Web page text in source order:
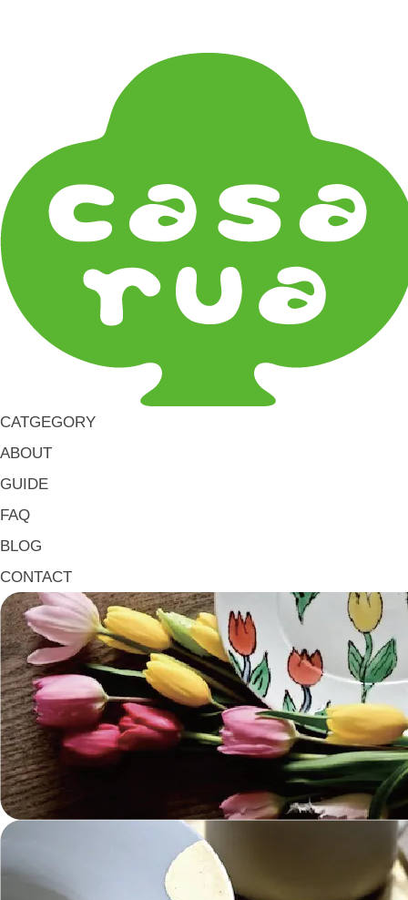
CATGEGORY
ABOUT
GUIDE
FAQ
BLOG
CONTACT
《器タイプ》Tableware Type
箸・カトラリー Chop Sticks & Cutlery
《器タイプ》Tableware Type
碗・椀・丼 Bowls
小皿・豆皿 Small Plates & Pea Cups
平皿 Flat Plates
中皿 Side Plates
マグ & カップ Mugs & Cups
ピッチャー Jugs
一輪挿し・花瓶
こども用 Kids Tableware
《作家・工芸》Crafts
陶芸 Ceramics
漆器 Lacquerware
木工 Woodwork
金工 Metalwork